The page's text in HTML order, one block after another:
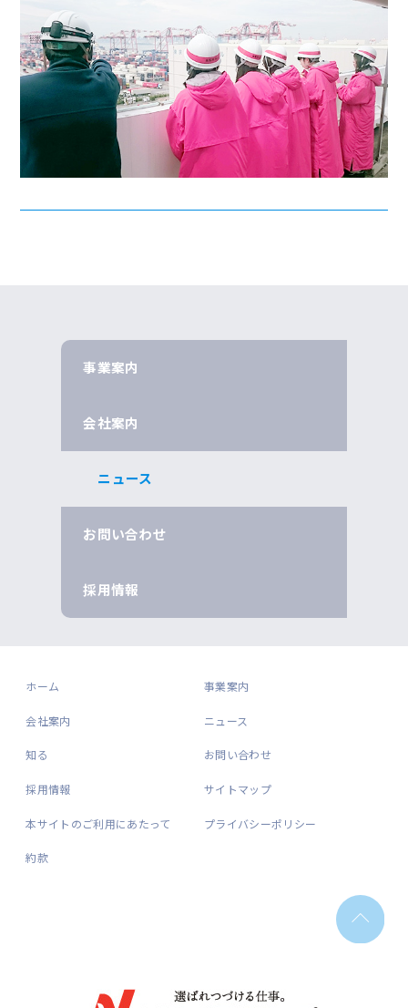
事業案内
会社案内
ニュース
お問い合わせ
採用情報
ホーム 事業案内
会社案内 ニュース
知る お問い合わせ
採用情報 サイトマップ
本サイトのご利用にあたって プライバシーポリシー
約款